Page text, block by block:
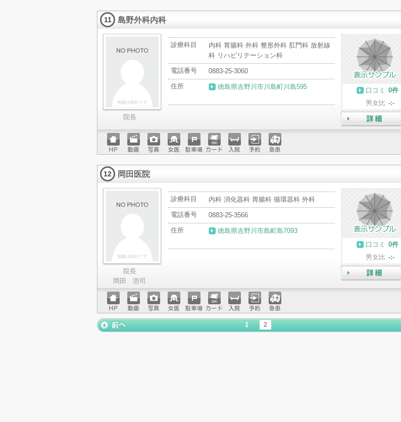
11 島野外科内科
院長
診療科目
内科 胃腸科 外科 整形外科 肛門科 放射線
科 リハビリテーション科
電話番号
0883-25-3060
住所
徳島県吉野川市川島町川島595 口コミ
0件
男女比 -:-
詳細
ホーム
ページ
動画 写真 女医 駐車場クレジ
ットカ
入院 予約 急患
12 岡田医院
院長
岡田 浩司
診療科目
内科 消化器科 胃腸科 循環器科 外科
電話番号
0883-25-3566
住所
徳島県吉野川市島町島7093
口コミ
0件
男女比 -:-
ホーム
ページ
動画 写真 女医 駐車場クレジ
ットカ
ード
入院 予約 急患
1 2